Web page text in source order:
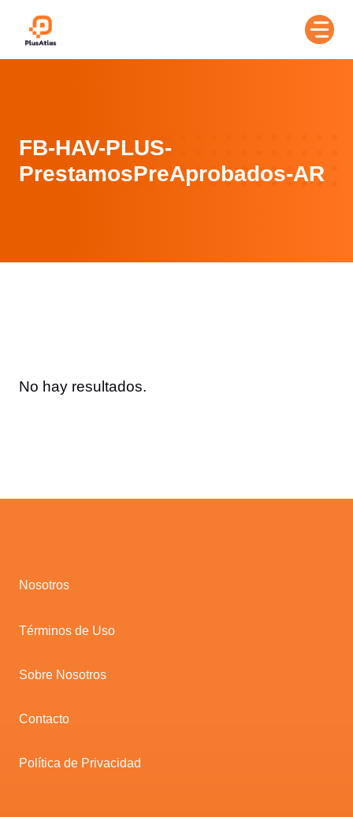
FB-HAV-PLUS-
PrestamosPreAprobados-AR
No hay resultados.
Nosotros
Términos de Uso
Sobre Nosotros
Contacto
Política de Privacidad